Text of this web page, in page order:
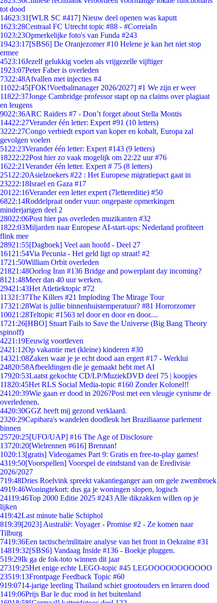
tot dood
14623:31 [WLR SC #417] Nieuw deel openen was kaputt
1623:28Centraal FC Utrecht topic #88 - #CorreiaIn
1023:23Opmerkelijke foto's van Funda #243
19423:17[SBS6] De Oranjezomer #10 Helene je kan het niet stop
ermee
4523:16Jezelf gelukkig voelen als vrijgezelle vijftiger
1923:07Peter Faber is overleden
7322:48Afvallen met injecties #4
11022:45[FOK!Voetbalmanager 2026/2027] #1 We zijn er weer
11822:37Jonge Cambridge professor stapt op na claims over plagiaat
en leugens
9022:36ARC Raiders #7 - Don’t forget about Stella Montis
14422:27Verander één letter: Expert #91 (10 letters)
3222:27Congo verbiedt export van koper en kobalt, Europa zal
gevolgen voelen
51 22:23Verander één letter: Expert #143 (9 letters)
18222:22Post hier zo vaak mogelijk om 22:22 uur #76
1622:21Verander één letter. Expert # 75 (8 letters)
251 22:20Asielzoekers #22 : Het Europese migratiepact gaat in
23222:18Israel en Gaza #17
201 22:16Verander een letter expert (7lettereditie) #50
6822:14Roddelpraat onder vuur: ongepaste opmerkingen
minderjarigen deel 2
28022:06Post hier pas overleden muzikanten #32
1822:03Miljarden naar Europese AI-start-ups: Nederland profiteert
flink mee
28921:55[Dagboek] Veel aan hoofd - Deel 27
161 21:54Via Pecunia - Het geld ligt op straat! #2
1721:50William Orbit overleden
21821:48Oorlog Iran #136 Bridge and powerplant day incoming?
81 21:48Meer dan 40 uur werken.
29421:43Het Atletiektopic #72
11321:37The Killers #21 Imploding The Mirage Tour
17321:28Wat is jullie binnenhuistemperatuur? #81 Horrorzomer
10021:28Teltopic #1563 tel door en door en door....
1721:26[HBO] Stuart Fails to Save the Universe (Big Bang Theory
spinoff)
4221:19Eeuwig voortleven
2421:12Op vakantie met (kleine) kinderen #30
14321:08Zaken waar je je echt dood aan ergert #17 - Werklui
24820:58Afbeeldingen die je gemaakt hebt met AI
17920:53Laatst gekochte CD/LP/MuziekDVD deel 75 | koopjes
11820:45Het RLS Social Media-topic #160 Zonder Kolonel!!
241 20:39Wie gaan er dood in 2026?Post met een vleugje cynisme de
overledenen.
4420:30GGZ heeft mij gezond verklaard.
2320:29Capibara's wandelen doodleuk het Braziliaanse parlement
binnen
25720:25[UFO/UAP] #16 The Age of Disclosure
13720:20[Wielrennen #616] Brennan!
1020:13[gratis] Videogames Part 9: Gratis en free-to-play games!
4319:50[Voorspellen] Voorspel de eindstand van de Eredivisie
2026/2027
719:48Dries Roelvink spreekt vakantieganger aan om gele zwembroek
4919:46Woningtekort: dus ga je woningen slopen, logisch
24119:46Top 2000 Editie 2025 #243 Alle dikzakken willen op je
lijken
419:42Last minute balie Schiphol
819:39[2023] Australië: Voyager - Promise #2 - Ze komen naar
Tilburg
7419:36Een tactische/militaire analyse van het front in Oekraïne #31
14819:32[SBS6] Vandaag Inside #136 - Boekje pluggen.
519:29Ik ga de fok-toto winnen dit jaar
27319:25Het enige echte LEGO-topic #45 LEGOOOOOOOOOOO
23519:13Frontpage Feedback Topic #60
919:0714-jarige leerling Thailand schiet grootouders en leraren dood
1419:06Prijs Bar le duc rood in het buitenland